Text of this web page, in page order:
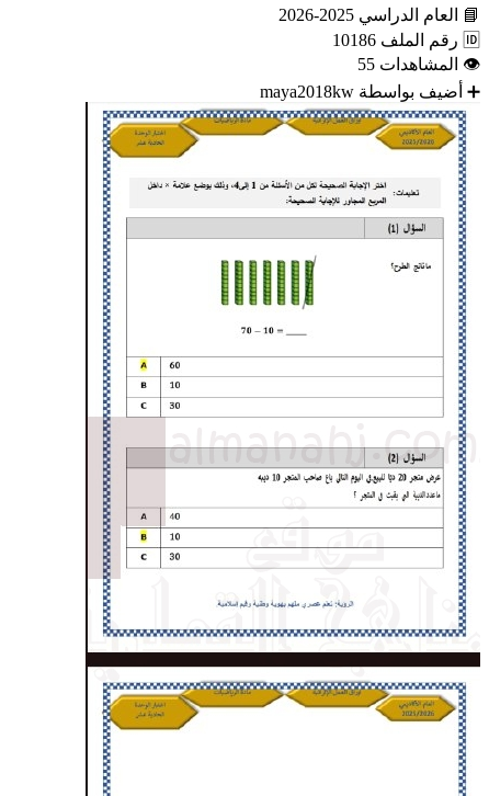
📘 العام الدراسي 2025-2026
🆔 رقم الملف 10186
👁 المشاهدات 55
➕ أضيف بواسطة maya2018kw